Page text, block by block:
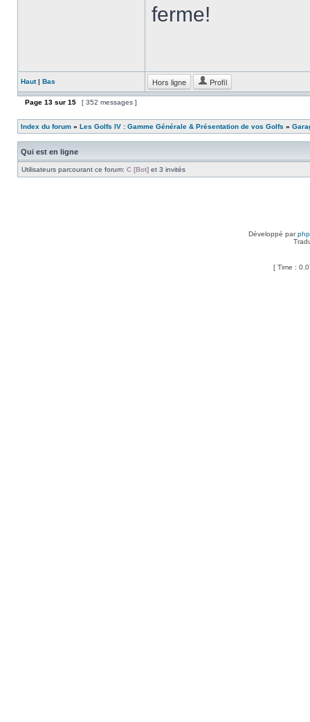
ferme!
Haut| Bas Hors ligne Profil
Page 13 sur 15 [ 352 messages ]
Index du forum » Les Golfs IV : Gamme Générale & Présentation de vos Golfs »
Qui est en ligne
Utilisateurs parcourant ce forum: C [Bot] et 3 invités
Développé par
[ Time :